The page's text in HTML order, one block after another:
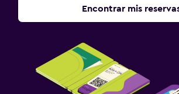
Encontrar mis